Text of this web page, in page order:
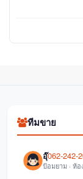
ทีมขาย
อุ๊062-242-
ป้อมยาม · ห้อ